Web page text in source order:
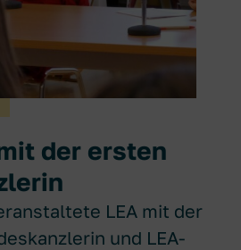
der ersten
LEA mit der
und LEA-